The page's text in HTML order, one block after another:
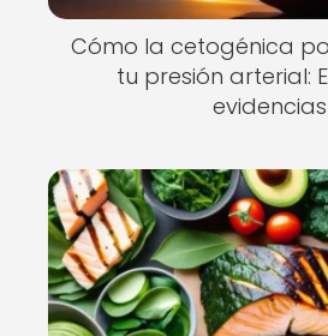
Cómo la cetogénica
tu presión arterial:
evidencias